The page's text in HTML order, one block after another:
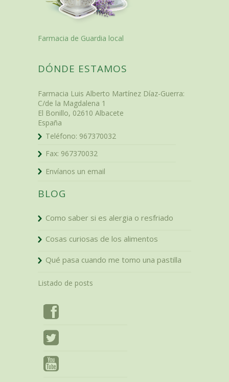
Farmacia de Guardia local
DÓNDE ESTAMOS
Farmacia Luis Alberto Martínez Díaz-Guerra:
C/de la Magdalena 1
El Bonillo, 02610 Albacete
España
Teléfono: 967370032
Fax: 967370032
Envíanos un email
BLOG
Como saber si es alergia o resfriado
Cosas curiosas de los alimentos
Qué pasa cuando me tomo una pastilla
Listado de posts